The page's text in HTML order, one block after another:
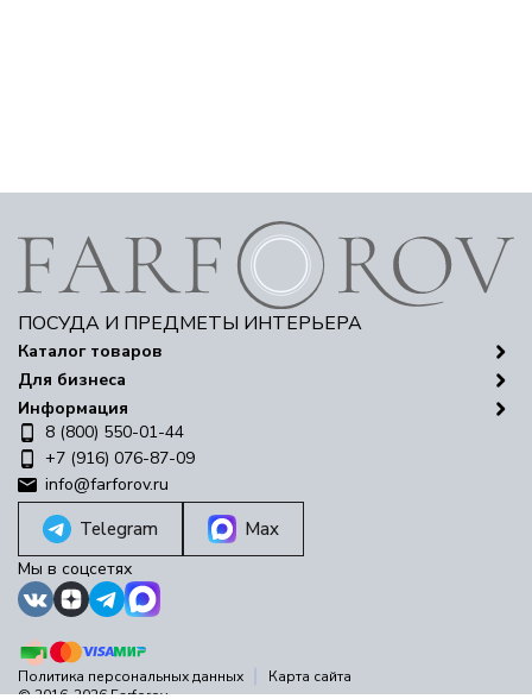
ПОСУДА И ПРЕДМЕТЫ ИНТЕРЬЕРА
Каталог товаров
Для бизнеса
Информация
8 (800) 550-01-44
+7 (916) 076-87-09
info@farforov.ru
Telegram Max
Мы в соцсетях
Политика персональных данных
Карта сайта